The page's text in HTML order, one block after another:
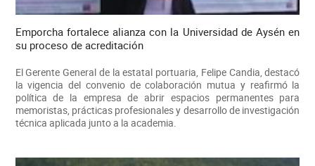
Emporcha fortalece alianza con la Universidad de Aysén en
su proceso de acreditación
El Gerente General de la estatal portuaria, Felipe Candia, destacó
la vigencia del convenio de colaboración mutua y reafirmó la
política de la empresa de abrir espacios permanentes para
memoristas, prácticas profesionales y desarrollo de investigación
técnica aplicada junto a la academia.